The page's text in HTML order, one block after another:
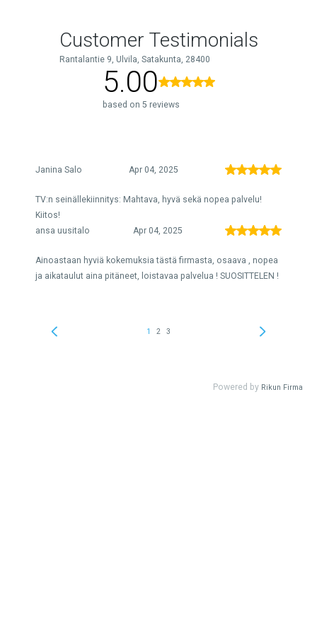
Customer Testimonials
Rantalantie 9, Ulvila, Satakunta, 28400
5.00
based on 5 reviews
Janina Salo Apr 04, 2025
TV:n seinällekiinnitys: Mahtava, hyvä sekä nopea palvelu!
Kiitos!
ansa uusitalo
Apr 04, 2025
Ainoastaan hyviä kokemuksia tästä firmasta, osaava , nopea
ja aikataulut aina pitäneet, loistavaa palvelua ! SUOSITTELEN !
1 2 3
Powered by Rikun Firma